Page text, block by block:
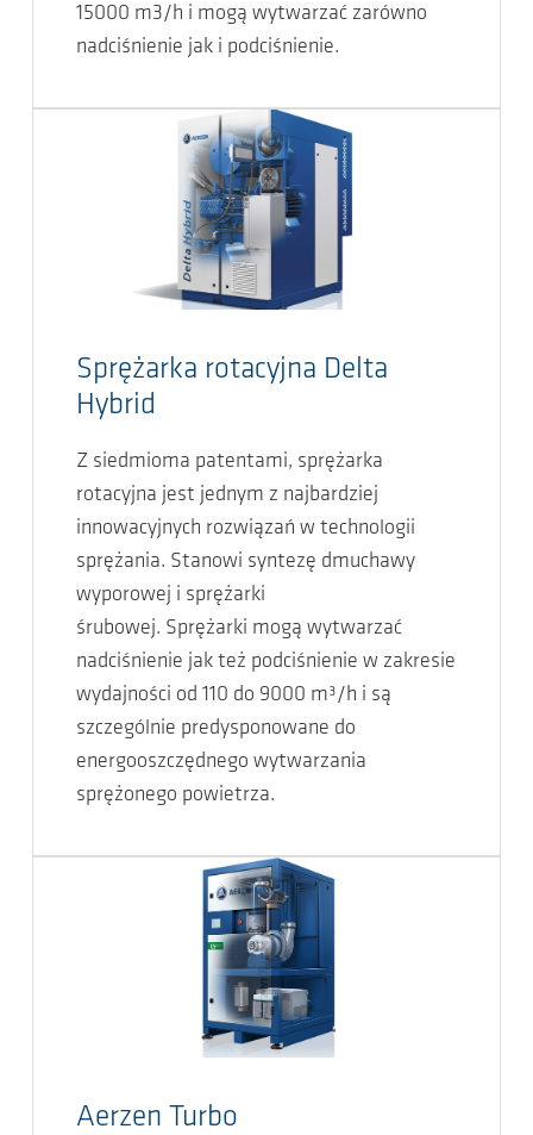
15000 m3/h i mogą wytwarzać zarówno
nadciśnienie jak i podciśnienie.
Sprężarka rotacyjna Delta
Hybrid
Z siedmioma patentami, sprężarka
rotacyjna jest jednym z najbardziej
innowacyjnych rozwiązań w technologii
sprężania. Stanowi syntezę dmuchawy
wyporowej i sprężarki
śrubowej. Sprężarki mogą wytwarzać
nadciśnienie jak też podciśnienie w zakresie
wydajności od 110 do 9000 m³/h i są
szczególnie predysponowane do
energooszczędnego wytwarzania
sprężonego powietrza.
Aerzen Turbo